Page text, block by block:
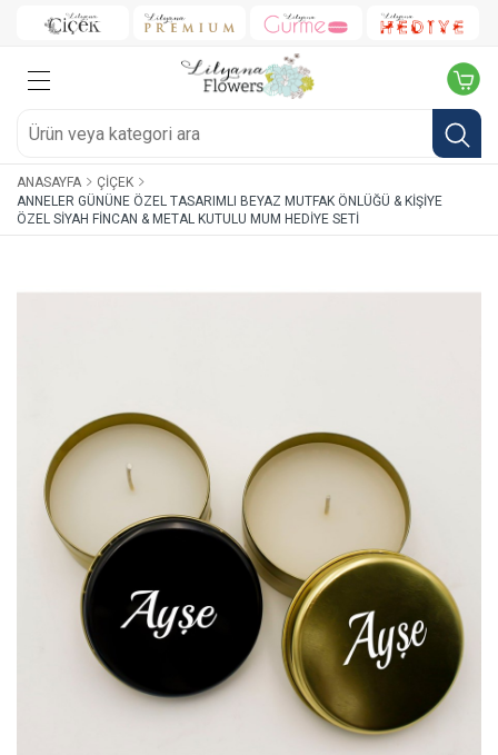
ANASAYFA
ÇIÇEK
ANNELER GÜNÜNE ÖZEL TASARIMLI BEYAZ MUTFAK ÖNLÜĞÜ & KIŞIYE
ÖZEL SIYAH FINCAN & METAL KUTULU MUM HEDIYE SETI